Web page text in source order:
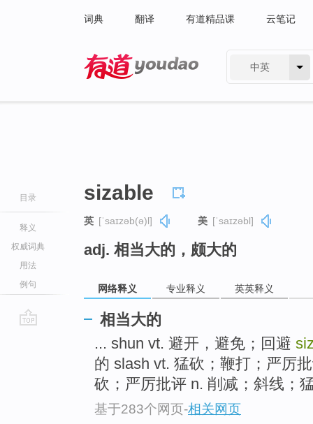
词典 翻译 有道精品课 云笔记
中英
目录
释义
权威词典
用法
例句
sizable
英 [ˈsaɪzəb(ə)l] 美 [ˈsaɪzəbl]
adj. 相当大的，颇大的
网络释义 专业释义 英英释义
相当大的
... shun vt. 避开，避免；回避
的 slash vt. 猛砍；鞭打；严厉
砍；严厉批评 n. 削减；斜线；
基于283个网页-相关网页